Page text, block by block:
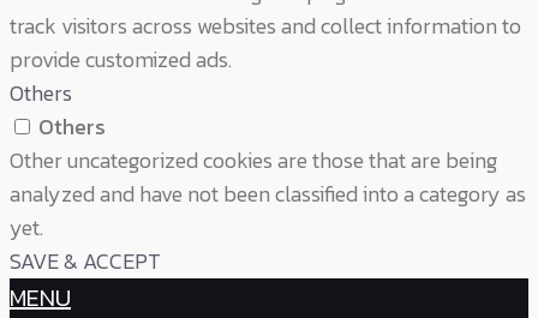
track visitors across websites and collect information to
provide customized ads.
Others
Others
Other uncategorized cookies are those that are being
analyzed and have not been classified into a category as
yet.
SAVE & ACCEPT
MENU